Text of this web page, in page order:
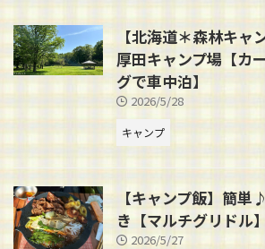
【北海道＊森林キャ
厚田キャンプ場【カ
グで車中泊】
2026/5/28
キャンプ
【キャンプ飯】簡
き【マルチグリドル】
2026/5/27